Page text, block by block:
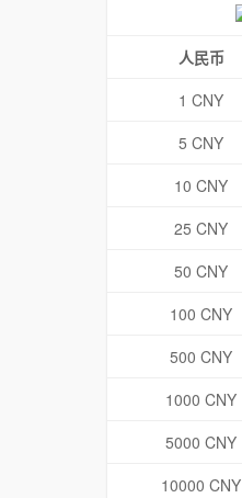
人民币
1 CNY
5 CNY
10 CNY
25 CNY
50 CNY
100 CNY
500 CNY
1000 CNY
5000 CNY
10000 CNY